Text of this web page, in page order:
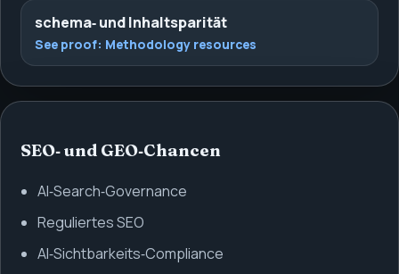
schema‑ und Inhaltsparität
See proof: Methodology resources
SEO‑ und GEO‑Chancen
AI‑Search‑Governance
Reguliertes SEO
AI‑Sichtbarkeits‑Compliance